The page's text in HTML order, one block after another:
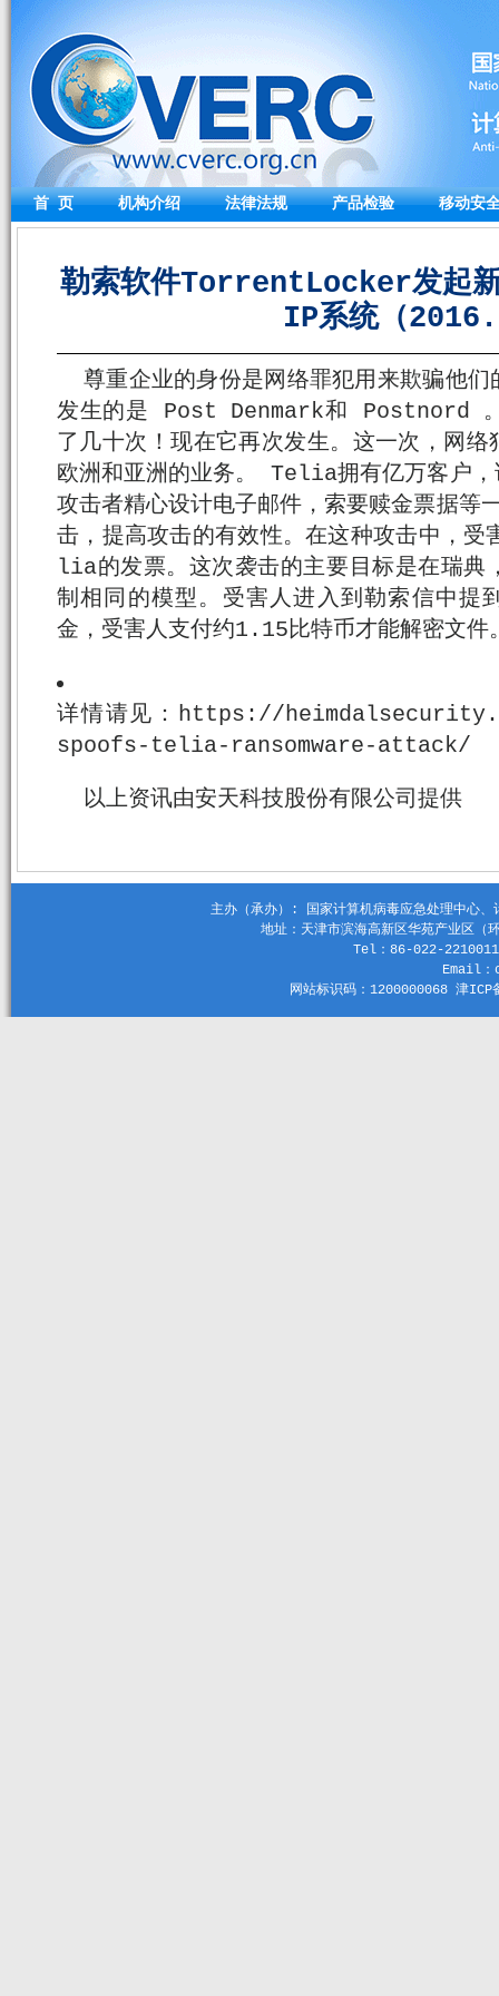
首 页 机构介绍 法律法规 产品检验 移动安
勒索软件TorrentLocker发起新
IP系统（
尊重企业的身份是网络罪犯用来欺骗他
发生的是 Post Denmark和 Postnord 。
了几十次！现在它再次发生。这一次，网
欧洲和亚洲的业务。 Telia拥有亿万客户，
攻击者精心设计电子邮件，索要赎金票据等
击，提高攻击的有效性。在这种攻击中，受
lia的发票。这次袭击的主要目标是在瑞典
制相同的模型。受害人进入到勒索信中提
金，受害人支付约1.15比特币才能解密文件
详情请见：https://
spoofs-telia-ransomware-attack/
以上资讯由安天科技股份有限公司提供
主办（承办）: 国家计算机病毒应急处理中心
地址：天津市滨海高新区华苑产业区
Tel：86-022-
Email
网站标识码：1200000068 津